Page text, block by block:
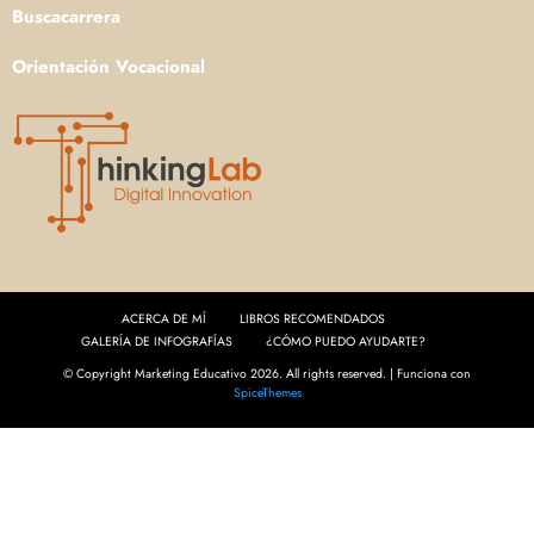
Buscacarrera
Orientación Vocacional
ACERCA DE MÍ
LIBROS RECOMENDADOS
GALERÍA DE INFOGRAFÍAS
¿CÓMO PUEDO AYUDARTE?
© Copyright Marketing Educativo 2026. All rights reserved. | Funciona con
SpiceThemes